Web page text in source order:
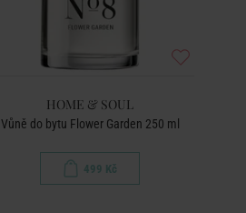
HOME & SOUL
Vůně do bytu Flower Garden 250 ml
499 Kč